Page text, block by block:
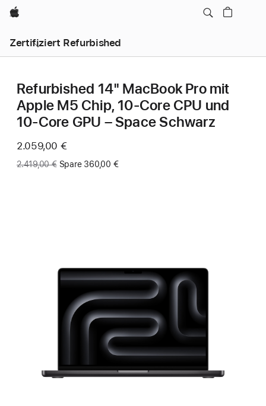
Apple
Zertifiziert Refurbished
Refurbished 14" MacBook Pro mit
Apple M5 Chip, 10‑Core CPU und
10‑Core GPU – Space Schwarz
Jetzt
2.059,00 €
Vorher:
2.419,00 € Spare 360,00 €